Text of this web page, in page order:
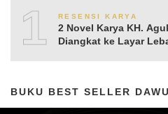
10RESENSI KARYA
2 Novel Karya KH.
Diangkat ke Layar
BUKU BEST SELLER